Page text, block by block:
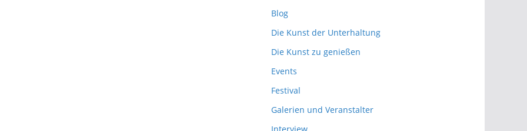
Blog
Die Kunst der Unterhaltung
Die Kunst zu genießen
Events
Festival
Galerien und Veranstalter